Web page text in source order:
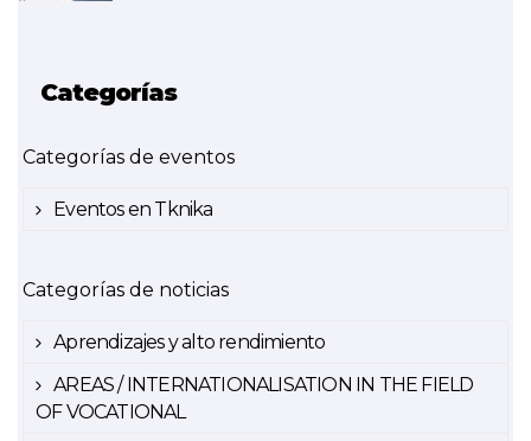
Categorías
Categorías de eventos
Eventos en Tknika
Categorías de noticias
Aprendizajes y alto rendimiento
AREAS / INTERNATIONALISATION IN THE FIELD
OF VOCATIONAL